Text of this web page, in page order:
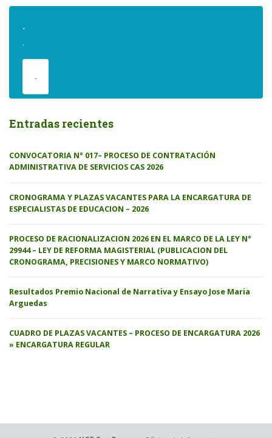
.
.
.
Entradas recientes
CONVOCATORIA N° 017– PROCESO DE CONTRATACIÓN
ADMINISTRATIVA DE SERVICIOS CAS 2026
CRONOGRAMA Y PLAZAS VACANTES PARA LA ENCARGATURA DE
ESPECIALISTAS DE EDUCACION – 2026
PROCESO DE RACIONALIZACION 2026 EN EL MARCO DE LA LEY N°
29944 – LEY DE REFORMA MAGISTERIAL (PUBLICACION DEL
CRONOGRAMA, PRECISIONES Y MARCO NORMATIVO)
Resultados Premio Nacional de Narrativa y Ensayo Jose Maria
Arguedas
CUADRO DE PLAZAS VACANTES – PROCESO DE ENCARGATURA 2026
» ENCARGATURA REGULAR